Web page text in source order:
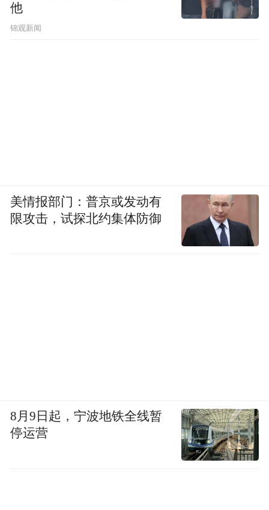
他
锦观新闻
美情报部门：普京或发动有
限攻击，试探北约集体防御
8月9日起，宁波地铁全线暂
停运营